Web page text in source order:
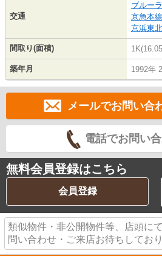
交通
ブルー
京急本線
京浜東
間取り(面積)
築年月 1992年
メールでお問い合
電話でお問い
無料会員登録はこちら
会員登録
類似物件・非公開物件等、店頭に
問い合わせ・ご来店お待ちしてお